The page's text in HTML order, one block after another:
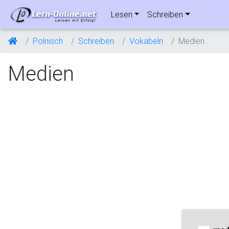
Lesen Schreiben
Polnisch Schreiben Vokabeln Medien
Medien